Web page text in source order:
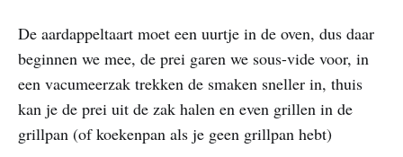
De aardappeltaart moet een uurtje in de oven, dus daar
beginnen we mee, de prei garen we sous-vide voor, in
een vacumeerzak trekken de smaken sneller in, thuis
kan je de prei uit de zak halen en even grillen in de
grillpan (of koekenpan als je geen grillpan hebt)